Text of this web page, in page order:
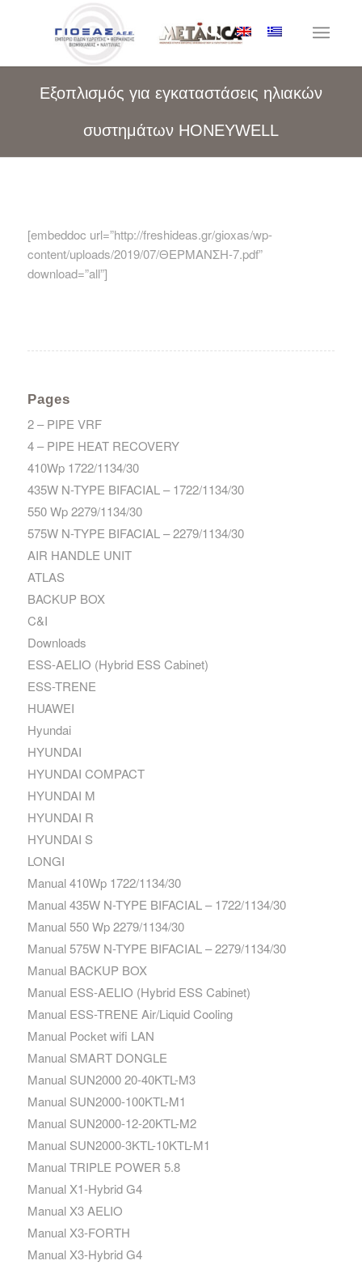
Εξοπλισμός για εγκαταστάσεις ηλιακών
συστημάτων HONEYWELL
[embeddoc url=”http://freshideas.gr/gioxas/wp-
content/uploads/2019/07/ΘΕΡΜΑΝΣΗ-7.pdf”
download=”all”]
Pages
2 – PIPE VRF
4 – PIPE HEAT RECOVERY
410Wp 1722/1134/30
435W N-TYPE BIFACIAL – 1722/1134/30
550 Wp 2279/1134/30
575W N-TYPE BIFACIAL – 2279/1134/30
AIR HANDLE UNIT
ATLAS
BACKUP BOX
C&I
Downloads
ESS-AELIO (Hybrid ESS Cabinet)
ESS-TRENE
HUAWEI
Hyundai
HYUNDAI
HYUNDAI COMPACT
HYUNDAI M
HYUNDAI R
HYUNDAI S
LONGI
Manual 410Wp 1722/1134/30
Manual 435W N-TYPE BIFACIAL – 1722/1134/30
Manual 550 Wp 2279/1134/30
Manual 575W N-TYPE BIFACIAL – 2279/1134/30
Manual BACKUP BOX
Manual ESS-AELIO (Hybrid ESS Cabinet)
Manual ESS-TRENE Air/Liquid Cooling
Manual Pocket wifi LAN
Manual SMART DONGLE
Manual SUN2000 20-40KTL-M3
Manual SUN2000-100KTL-M1
Manual SUN2000-12-20KTL-M2
Manual SUN2000-3KTL-10KTL-M1
Manual TRIPLE POWER 5.8
Manual X1-Hybrid G4
Manual X3 AELIO
Manual X3-FORTH
Manual X3-Hybrid G4